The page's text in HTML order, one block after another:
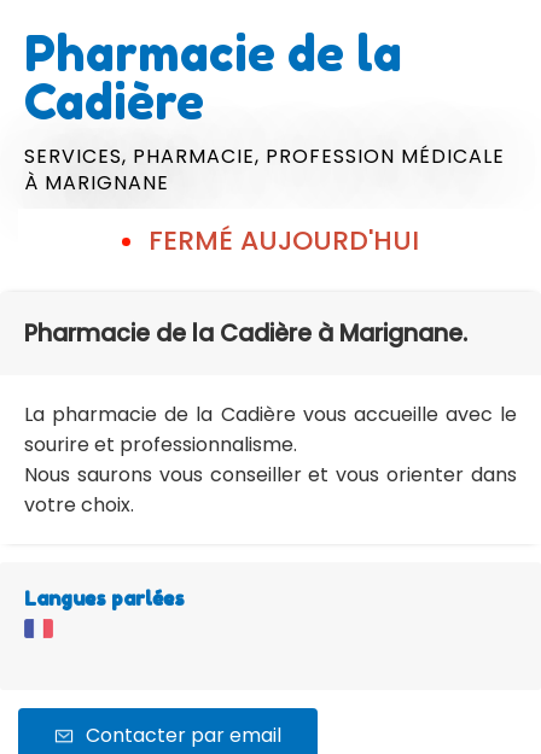
Pharmacie de la
Cadière
SERVICES, PHARMACIE, PROFESSION MÉDICALE
À MARIGNANE
FERMÉ AUJOURD'HUI
Pharmacie de la Cadière à Marignane.
La pharmacie de la Cadière vous accueille avec le
sourire et professionnalisme.
Nous saurons vous conseiller et vous orienter dans
votre choix.
Langues parlées
Contacter par email